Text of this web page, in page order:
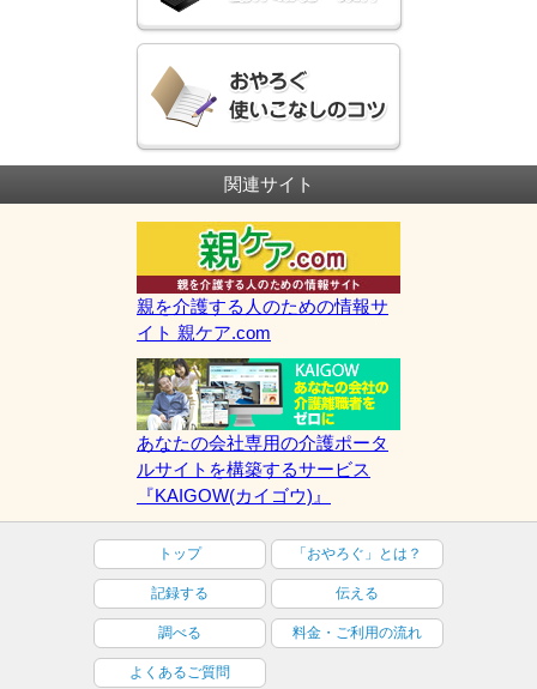
関連サイト
親を介護する人のための情報サ
イト 親ケア.com
あなたの会社専用の介護ポータ
ルサイトを構築するサービス
『KAIGOW(カイゴウ)』
トップ 「おやろぐ」とは？
記録する 伝える
調べる 料金・ご利用の流れ
よくあるご質問